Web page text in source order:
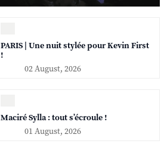
PARIS | Une nuit stylée pour Kevin First
!
02 August, 2026
Maciré Sylla : tout s’écroule !
01 August, 2026